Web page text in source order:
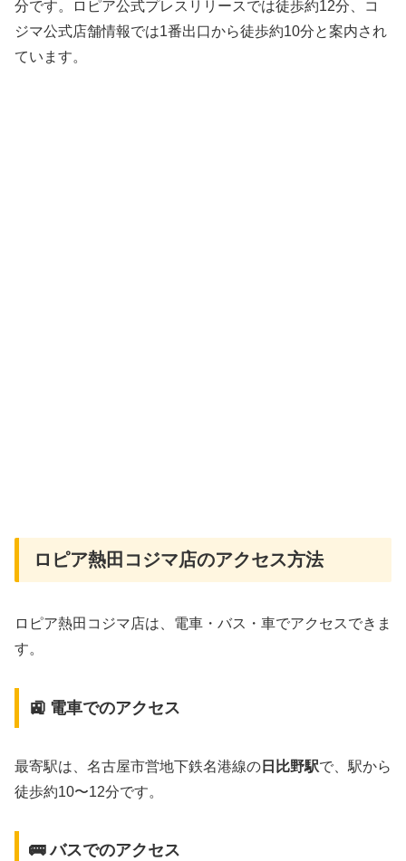
分です。ロピア公式プレスリリースでは徒歩約12分、コ
ジマ公式店舗情報では1番出口から徒歩約10分と案内され
ています。
ロピア熱田コジマ店のアクセス方法
ロピア熱田コジマ店は、電車・バス・車でアクセスできま
す。
🚉 電車でのアクセス
最寄駅は、名古屋市営地下鉄名港線の 日比野駅で、駅から
徒歩約10〜12分です。
🚌 バスでのアクセス